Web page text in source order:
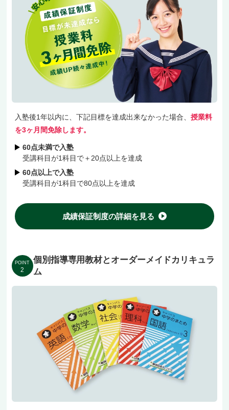
ームな雰囲気。メリハリのきいた空間がここの魅
力です。
千里丘駅・摂津市駅・岸辺駅エリアから自転車で
通える立地で、市場池公園向かいの分かりやすい
結果への自信から「1科目＋20点」成績保証もご
用意していますし、家計にやさしい地域最安水準
の授業料で、続けやすさにも配慮していますよ。
を覗いてみてくださいね！
入塾後1年以内に、下記目標を達成出来なかった場合、 授業料
を3ヶ月間免除します。
60点未満で入塾
受講科目が1科目で＋20点以上を達成
60点以上で入塾
受講科目が1科目で80点以上を達成
成績保証制度の詳細を見る
POINT
2
個別指導専用教材とオーダーメイドカリキュラ
ム